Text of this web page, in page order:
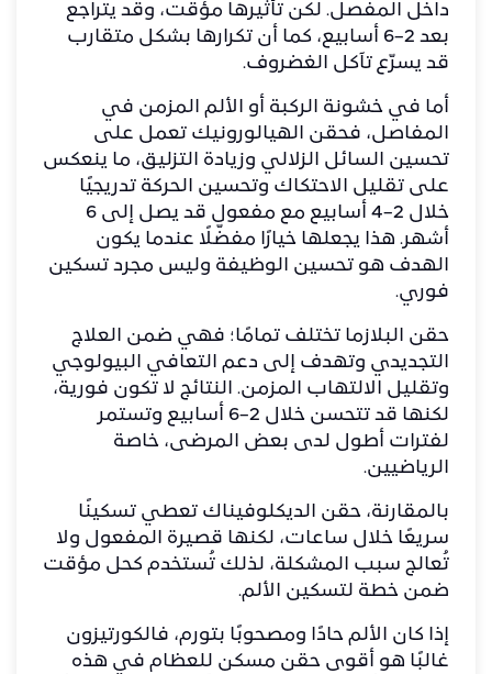
داخل المفصل. لكن تأثيرها مؤقت، وقد يتراجع
بعد 2–6 أسابيع، كما أن تكرارها بشكل متقارب
قد يسرّع تآكل الغضروف.
أما في خشونة الركبة أو الألم المزمن في
المفاصل، فحقن الهيالورونيك تعمل على
تحسين السائل الزلالي وزيادة التزليق، ما ينعكس
على تقليل الاحتكاك وتحسين الحركة تدريجيًا
خلال 2–4 أسابيع مع مفعول قد يصل إلى 6
أشهر. هذا يجعلها خيارًا مفضّلًا عندما يكون
الهدف هو تحسين الوظيفة وليس مجرد تسكين
فوري.
حقن البلازما تختلف تمامًا؛ فهي ضمن العلاج
التجديدي وتهدف إلى دعم التعافي البيولوجي
وتقليل الالتهاب المزمن. النتائج لا تكون فورية،
لكنها قد تتحسن خلال 2–6 أسابيع وتستمر
لفترات أطول لدى بعض المرضى، خاصة
الرياضيين.
بالمقارنة، حقن الديكلوفيناك تعطي تسكينًا
سريعًا خلال ساعات، لكنها قصيرة المفعول ولا
تُعالج سبب المشكلة، لذلك تُستخدم كحل مؤقت
ضمن خطة لتسكين الألم.
إذا كان الألم حادًا ومصحوبًا بتورم، فالكورتيزون
غالبًا هو أقوى حقن مسكن للعظام في هذه